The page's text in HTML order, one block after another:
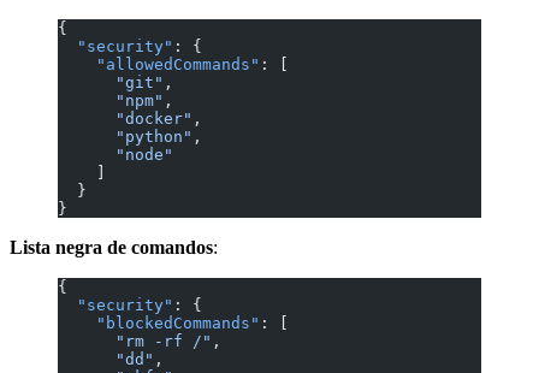
{
  "security"
: {
    "allowedCommands"
: [
      "git"
,
      "npm"
,
      "docker"
,
      "python"
,
      "node"
  }
}
Lista negra de comandos:
{
  "security"
: {
    "blockedCommands"
: [
      "rm -rf /"
,
      "dd"
,